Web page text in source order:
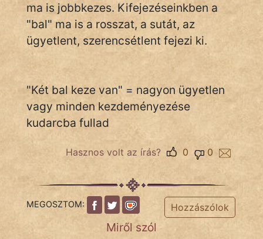
ZENE
FILM
MAGYARSÁG
TÖRTÉNELEM
cinege
ma is jobbkezes. Kifejezéseinkben a
"bal" ma is a rosszat, a sutát, az
ügyetlent, szerencsétlent fejezi ki.
"Két bal keze van" = nagyon ügyetlen
vagy minden kezdeményezése
kudarcba fullad
Hasznos volt az írás? 0
0
MEGOSZTOM: Hozzászólok
Miről szól